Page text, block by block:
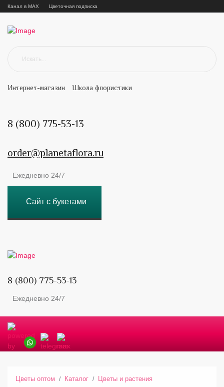
Канал в MAX Цветочная подписка
Интернет-магазин Школа флористики
8 (800) 775-53-13
order@planetaflora.ru
Ежедневно 24/7
Сайт с букетами
8 (800) 775-53-13
Ежедневно 24/7
Цветы оптом Каталог
Цветы и растения